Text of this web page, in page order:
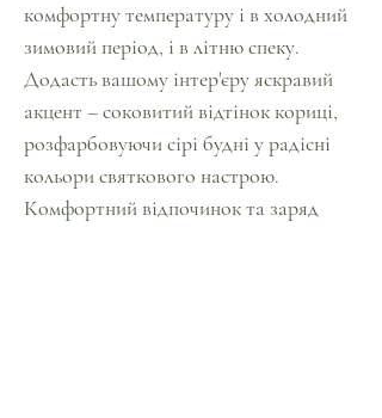
комфортну температуру і в холодний
зимовий період, і в літню спеку.
Додасть вашому інтер'єру яскравий
акцент – соковитий відтінок кориці,
розфарбовуючи сірі будні у радісні
кольори святкового настрою.
Комфортний відпочинок та заряд